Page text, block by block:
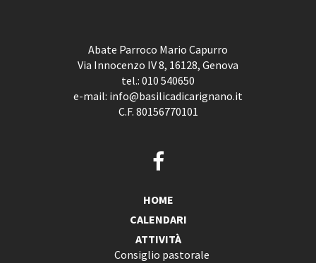
Abate Parroco Mario Capurro
Via Innocenzo IV 8, 16128, Genova
tel.: 010 540650
e-mail: info@basilicadicarignano.it
C.F. 80156770101
HOME
CALENDARI
ATTIVITÀ
Consiglio pastorale